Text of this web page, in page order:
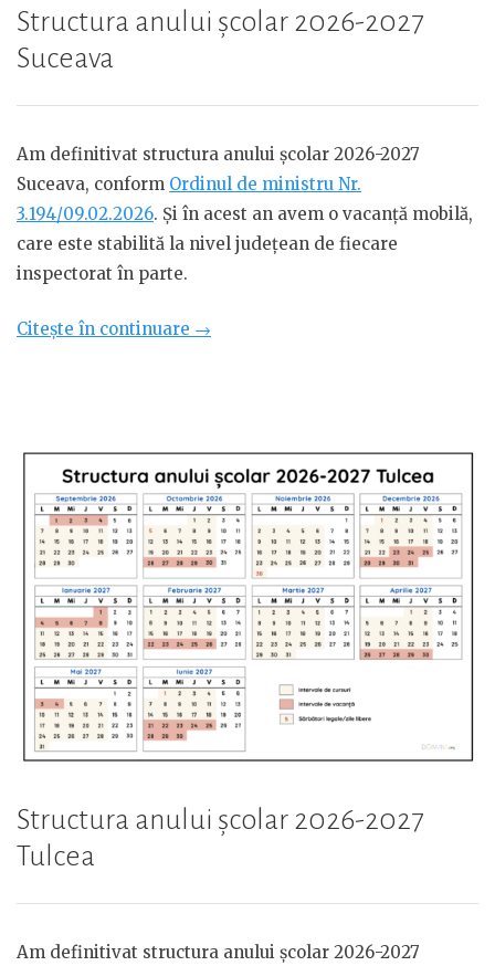
Structura anului școlar 2026-2027
Suceava
Am definitivat structura anului școlar 2026-2027
Suceava, conform Ordinul de ministru Nr.
3.194/09.02.2026. Și în acest an avem o vacanță mobilă,
care este stabilită la nivel județean de fiecare
inspectorat în parte.
Citește în continuare „Structura
Suceava”
→
Structura anului școlar 2026-2027
Tulcea
Am definitivat structura anului școlar 2026-2027